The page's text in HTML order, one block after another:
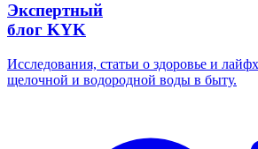
Экспертный
блог KYK
Исследования, статьи о здоровье и
щелочной и водородной воды в быту.